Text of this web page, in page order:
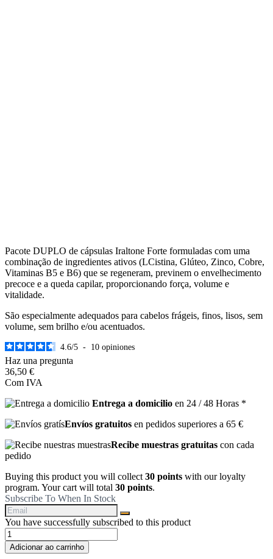
Pacote DUPLO de cápsulas Iraltone Forte formuladas com uma
combinação de ingredientes ativos (LCistina, Glúteo, Zinco, Cobre,
Vitaminas B5 e B6) que se regeneram, previnem o envelhecimento
precoce e a queda capilar, proporcionando força, volume e
vitalidade.
São especialmente adequados para cabelos frágeis, finos, lisos, sem
volume, sem brilho e/ou acentuados.
4.6/5 - 10 opiniones
Haz una pregunta
36,50 €
Com IVA
Entrega a domicilio en 24 / 48 Horas *
Envíos gratuitos en pedidos superiores a 65 €
Recibe muestras gratuitas con cada
pedido
Buying this product you will collect30 points with our loyalty
program. Your cart will total 30 points.
Subscribe To When In Stock
You have successfully subscribed to this product
Adicionar ao carrinho